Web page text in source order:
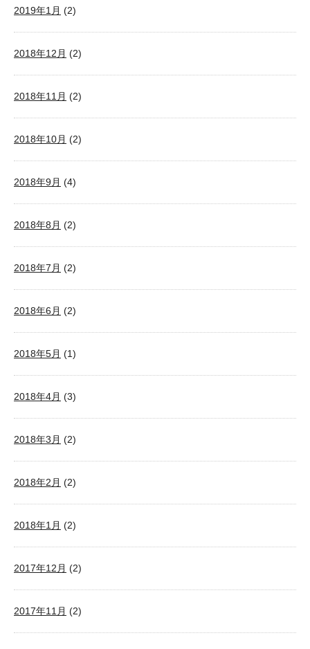
2019年1月 (2)
2018年12月 (2)
2018年11月 (2)
2018年10月 (2)
2018年9月 (4)
2018年8月 (2)
2018年7月 (2)
2018年6月 (2)
2018年5月 (1)
2018年4月 (3)
2018年3月 (2)
2018年2月 (2)
2018年1月 (2)
2017年12月 (2)
2017年11月 (2)